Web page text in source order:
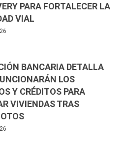
PARA FORTALECER LA
VIAL
BANCARIA DETALLA
LOS
Y CRÉDITOS PARA
VIVIENDAS TRAS